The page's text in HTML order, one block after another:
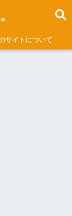
サイトについて